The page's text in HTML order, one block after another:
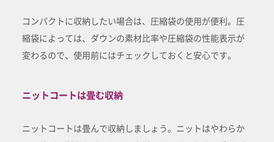
コンパクトに収納したい場合は、圧縮袋の使用が便利。圧
縮袋によっては、ダウンの素材比率や圧縮袋の性能表示が
変わるので、使用前にはチェックしておくと安心です。
ニットコートは畳む収納
ニットコートは畳んで収納しましょう。ニットはやわらか